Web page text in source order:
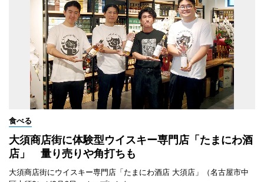
食べる
大須商店街に体験型ウイスキー専門店「たまにわ酒
店」 量り売りや角打ちも
大須商店街にウイスキー専門店「たまにわ酒店 大須店」（名古屋市中